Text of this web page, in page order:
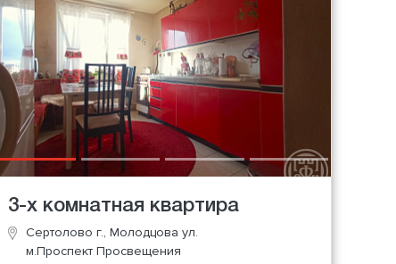
3-х комнатная квартира
Сертолово г., Молодцова ул.
м.Проспект Просвещения